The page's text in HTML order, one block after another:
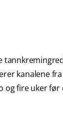
kanalene
og fire uker